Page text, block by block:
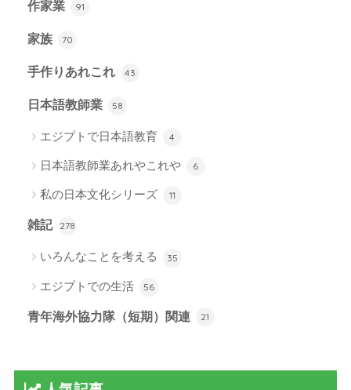
作家業 91
家族 70
手作りあれこれ 43
日本語教師業 58
エジプトで日本語教育 4
日本語教師業あれやこれや 6
私の日本文化シリーズ 11
雑記 278
いろんなことを考える 35
エジプトでの生活 56
青年海外協力隊（短期）関連 21